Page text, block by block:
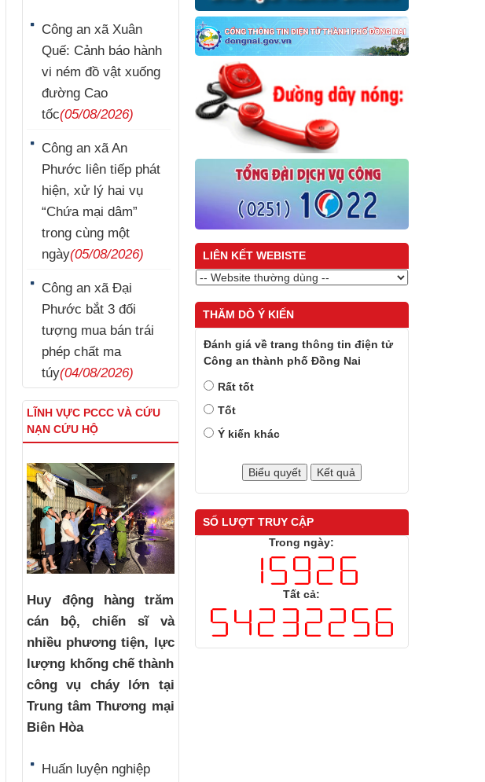
Công an xã Xuân
Quế: Cảnh báo hành
vi ném đồ vật xuống
đường Cao
tốc(05/08/2026)
Công an xã An
Phước liên tiếp phát
hiện, xử lý hai vụ
“Chứa mại dâm”
trong cùng một
ngày(05/08/2026)
Công an xã Đại
Phước bắt 3 đối
tượng mua bán trái
phép chất ma
túy(04/08/2026)
LĨNH VỰC PCCC VÀ CỨU
NẠN CỨU HỘ
Huy động hàng trăm
cán bộ, chiến sĩ và
nhiều phương tiện, lực
lượng khống chế thành
công vụ cháy lớn tại
Trung tâm Thương mại
Biên Hòa
Huấn luyện nghiệp
LIÊN KẾT WEBISTE
THĂM DÒ Ý KIẾN
Đánh giá về trang thông tin điện tử
Công an thành phố Đồng Nai
Rất tốt
Tốt
Ý kiến khác
SỐ LƯỢT TRUY CẬP
Trong ngày:
Tất cả: